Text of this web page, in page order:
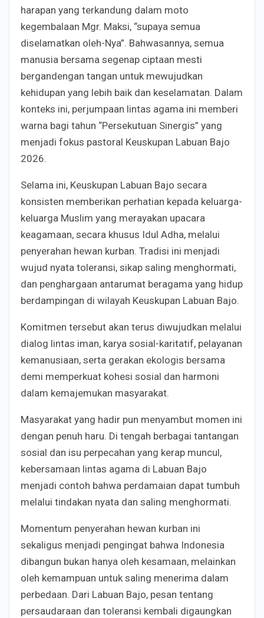
harapan yang terkandung dalam moto
kegembalaan Mgr. Maksi, “supaya semua
diselamatkan oleh-Nya”. Bahwasannya, semua
manusia bersama segenap ciptaan mesti
bergandengan tangan untuk mewujudkan
kehidupan yang lebih baik dan keselamatan. Dalam
konteks ini, perjumpaan lintas agama ini memberi
warna bagi tahun “Persekutuan Sinergis” yang
menjadi fokus pastoral Keuskupan Labuan Bajo
2026.
Selama ini, Keuskupan Labuan Bajo secara
konsisten memberikan perhatian kepada keluarga-
keluarga Muslim yang merayakan upacara
keagamaan, secara khusus Idul Adha, melalui
penyerahan hewan kurban. Tradisi ini menjadi
wujud nyata toleransi, sikap saling menghormati,
dan penghargaan antarumat beragama yang hidup
berdampingan di wilayah Keuskupan Labuan Bajo.
Komitmen tersebut akan terus diwujudkan melalui
dialog lintas iman, karya sosial-karitatif, pelayanan
kemanusiaan, serta gerakan ekologis bersama
demi memperkuat kohesi sosial dan harmoni
dalam kemajemukan masyarakat.
Masyarakat yang hadir pun menyambut momen ini
dengan penuh haru. Di tengah berbagai tantangan
sosial dan isu perpecahan yang kerap muncul,
kebersamaan lintas agama di Labuan Bajo
menjadi contoh bahwa perdamaian dapat tumbuh
melalui tindakan nyata dan saling menghormati.
Momentum penyerahan hewan kurban ini
sekaligus menjadi pengingat bahwa Indonesia
dibangun bukan hanya oleh kesamaan, melainkan
oleh kemampuan untuk saling menerima dalam
perbedaan. Dari Labuan Bajo, pesan tentang
persaudaraan dan toleransi kembali digaungkan